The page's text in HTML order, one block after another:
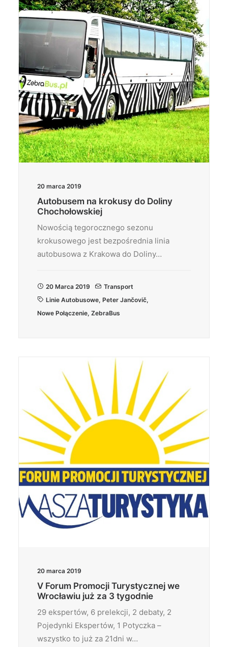
20 marca 2019
Autobusem na krokusy do Doliny
Chochołowskiej
Nowością tegorocznego sezonu
krokusowego jest bezpośrednia linia
autobusowa z Krakowa do Doliny…
20 Marca 2019
Transport
Linie Autobusowe, Peter Jančovič,
Nowe Połączenie, ZebraBus
20 marca 2019
V Forum Promocji Turystycznej we
Wrocławiu już za 3 tygodnie
29 ekspertów, 6 prelekcji, 2 debaty, 2
Pojedynki Ekspertów, 1 Potyczka –
wszystko to już za 21dni w…